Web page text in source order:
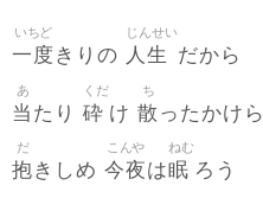
一度
いちど
きりの 人生
じんせい
だから
当
あ
たり 砕
くだ
け 散
ち
ったかけら
抱
だ
きしめ 今夜
こんや
は眠
ねむ
ろう